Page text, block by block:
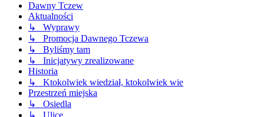
Dawny Tczew
Aktualności
↳ Wyprawy
↳ Promocja Dawnego Tczewa
↳ Byliśmy tam
↳ Inicjatywy zrealizowane
Historia
↳ Ktokolwiek wiedział, ktokolwiek wie
Przestrzeń miejska
↳ Osiedla